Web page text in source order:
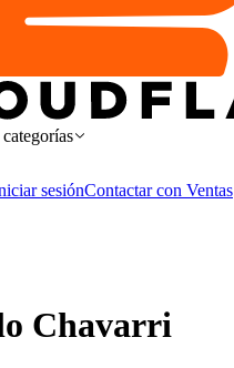
sesiónContactar con Ventas
Chavarri